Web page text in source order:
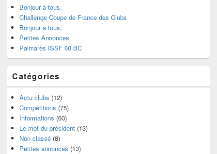
Bonjour à tous,
Challenge Coupe de France des Clubs
Bonjour a tous,
Petites Annonces
Palmarès ISSF 60 BC
Catégories
Actu clubs (12)
Compétitions (75)
Informations (60)
Le mot du président (13)
Non classé (8)
Petites annonces (13)